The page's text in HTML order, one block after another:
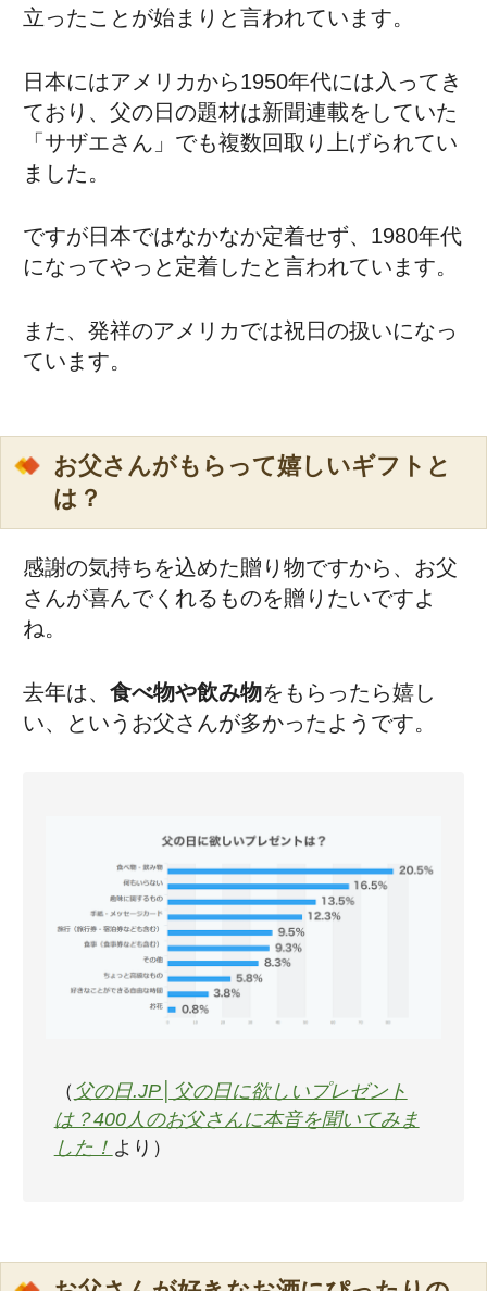
立ったことが始まりと言われています。
日本にはアメリカから1950年代には入ってき
ており、父の日の題材は新聞連載をしていた
「サザエさん」でも複数回取り上げられてい
ました。
ですが日本ではなかなか定着せず、1980年代
になってやっと定着したと言われています。
また、発祥のアメリカでは祝日の扱いになっ
ています。
お父さんがもらって嬉しいギフトと
は？
感謝の気持ちを込めた贈り物ですから、お父
さんが喜んでくれるものを贈りたいですよ
ね。
去年は、 食べ物や飲み物をもらったら嬉し
い、というお父さんが多かったようです。
（ 父の日.JP│父の日に欲しいプレゼント
は？400人のお父さんに本音を聞いてみま
した！ より）